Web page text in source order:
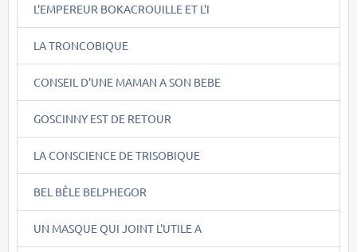
L'EMPEREUR BOKACROUILLE ET L'I
LA TRONCOBIQUE
CONSEIL D'UNE MAMAN A SON BEBE
GOSCINNY EST DE RETOUR
LA CONSCIENCE DE TRISOBIQUE
BEL BÊLE BELPHEGOR
UN MASQUE QUI JOINT L'UTILE A